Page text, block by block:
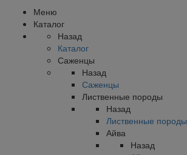
Меню
Каталог
Назад
Каталог
Саженцы
Назад
Саженцы
Лиственные породы
Назад
Лиственные породы
Айва
Назад